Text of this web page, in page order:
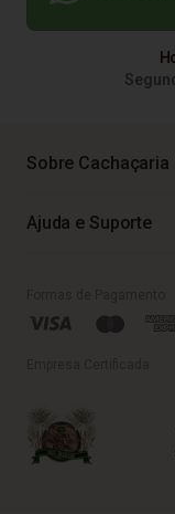
Sobre Cachaçaria
Ajuda e Suporte